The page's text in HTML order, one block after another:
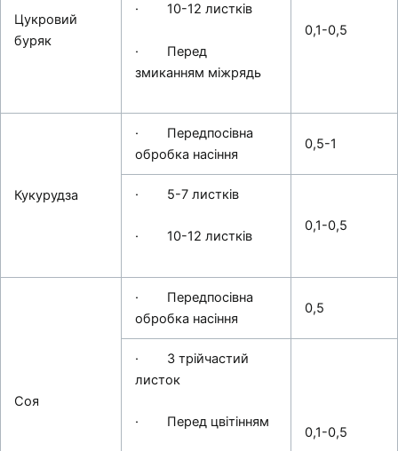
Цукровий
буряк
· 10-12 листків
· Перед
змиканням міжрядь
0,1-0,5
Кукурудза
· Передпосівна
обробка насіння
0,5-1
· 5-7 листків
· 10-12 листків
0,1-0,5
Соя
· Передпосівна
обробка насіння
0,5
· 3 трійчастий
листок
· Перед цвітінням
0,1-0,5